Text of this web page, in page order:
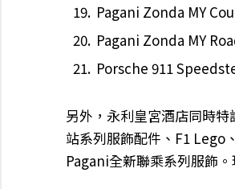
Pagani Zonda MY
Pagani Zonda MY
Porsche 911
另外，永利皇宮酒店同時
站系列服飾配件、F1 Lego
Pagani全新聯乘系列服飾